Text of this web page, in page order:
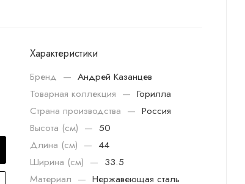
Характеристики
Бренд — Андрей Казанцев
Товарная коллекция — Горилла
Страна производства — Россия
Высота (см) — 50
Длина (см) — 44
Ширина (см) — 33.5
Материал — Нержавеющая сталь